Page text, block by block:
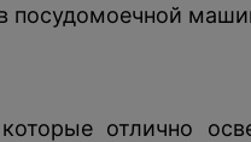
посудомоечной
отлично